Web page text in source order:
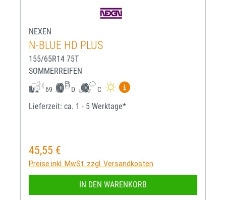
NEXEN
N-BLUE HD PLUS
155/65R14 75T
SOMMERREIFEN
69 D C
Mehr Informationen zum
Lieferzeit: ca. 1 - 5 Werktage*
Regulärer Preis:
45,55 €
Preise inkl. MwSt. zzgl. Versandkosten
IN DEN WARENKORB